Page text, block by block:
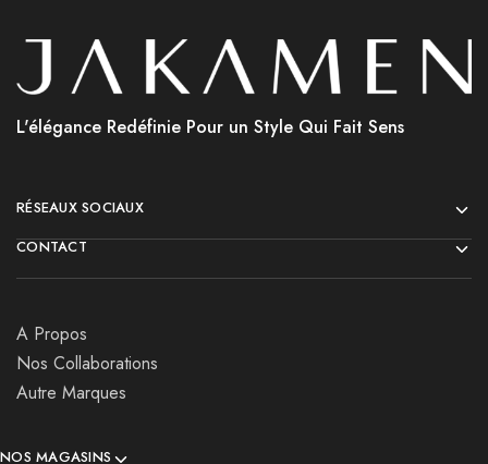
L'élégance Redéfinie Pour un Style Qui Fait Sens
RÉSEAUX SOCIAUX
CONTACT
A Propos
Nos Collaborations
Autre Marques
NOS MAGASINS